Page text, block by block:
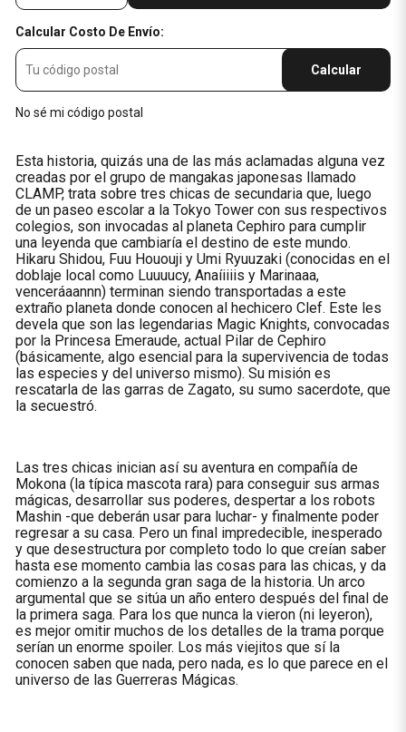
Calcular Costo De Envío:
Calcular
No sé mi código postal
Esta historia, quizás una de las más aclamadas alguna vez
creadas por el grupo de mangakas japonesas llamado
CLAMP, trata sobre tres chicas de secundaria que, luego
de un paseo escolar a la Tokyo Tower con sus respectivos
colegios, son invocadas al planeta Cephiro para cumplir
una leyenda que cambiaría el destino de este mundo.
Hikaru Shidou, Fuu Hououji y Umi Ryuuzaki (conocidas en el
doblaje local como Luuuucy, Anaíiiiis y Marinaaa,
venceráaannn) terminan siendo transportadas a este
extraño planeta donde conocen al hechicero Clef. Este les
devela que son las legendarias Magic Knights, convocadas
por la Princesa Emeraude, actual Pilar de Cephiro
(básicamente, algo esencial para la supervivencia de todas
las especies y del universo mismo). Su misión es
rescatarla de las garras de Zagato, su sumo sacerdote, que
la secuestró.
Las tres chicas inician así su aventura en compañía de
Mokona (la típica mascota rara) para conseguir sus armas
mágicas, desarrollar sus poderes, despertar a los robots
Mashin -que deberán usar para luchar- y finalmente poder
regresar a su casa. Pero un final impredecible, inesperado
y que desestructura por completo todo lo que creían saber
hasta ese momento cambia las cosas para las chicas, y da
comienzo a la segunda gran saga de la historia. Un arco
argumental que se sitúa un año entero después del final de
la primera saga. Para los que nunca la vieron (ni leyeron),
es mejor omitir muchos de los detalles de la trama porque
serían un enorme spoiler. Los más viejitos que sí la
conocen saben que nada, pero nada, es lo que parece en el
universo de las Guerreras Mágicas.